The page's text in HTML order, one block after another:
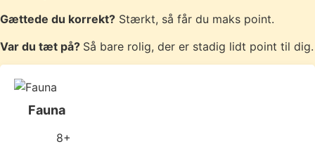
Gættede du korrekt? Stærkt, så får du maks point.
Var du tæt på? Så bare rolig, der er stadig lidt point til dig.
Fauna
8+